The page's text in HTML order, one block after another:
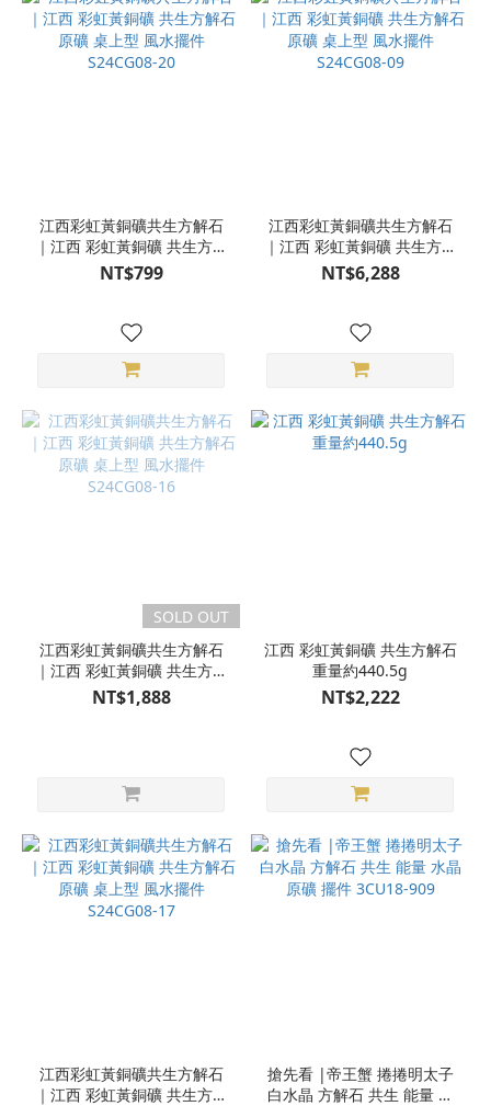
江西彩虹黃銅礦共生方解石
｜江西 彩虹黃銅礦 共生方解
石 原礦 桌上型 風水擺件
S24CG08-20
NT$799
江西彩虹黃銅礦共生方解石
｜江西 彩虹黃銅礦 共生方解
石 原礦 桌上型 風水擺件
S24CG08-09
NT$6,288
SOLD OUT
江西彩虹黃銅礦共生方解石
｜江西 彩虹黃銅礦 共生方解
石 原礦 桌上型 風水擺件
S24CG08-16
NT$1,888
江西 彩虹黃銅礦 共生方解石
重量約440.5g
NT$2,222
江西彩虹黃銅礦共生方解石
｜江西 彩虹黃銅礦 共生方解
搶先看 |帝王蟹 捲捲明太子
白水晶 方解石 共生 能量 水